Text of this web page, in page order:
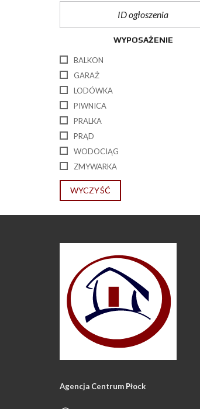
WYPOSAŻENIE
BALKON
GARAŻ
LODÓWKA
PIWNICA
PRALKA
PRĄD
WODOCIĄG
ZMYWARKA
WYCZYŚĆ
Agencja Centrum Płock